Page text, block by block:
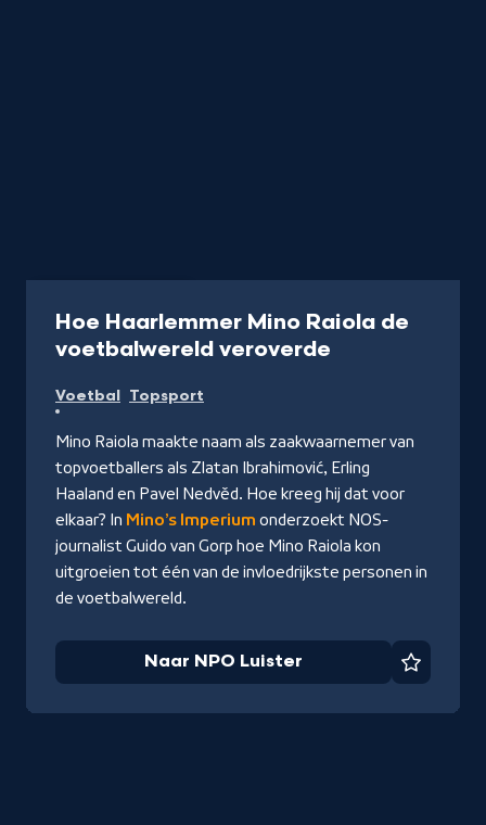
Hoe Haarlemmer Mino Raiola de
voetbalwereld veroverde
Voetbal Topsport
Mino Raiola maakte naam als zaakwaarnemer van
topvoetballers als Zlatan Ibrahimović, Erling
Haaland en Pavel Nedvěd. Hoe kreeg hij dat voor
elkaar? In Mino’s Imperium onderzoekt NOS-
journalist Guido van Gorp hoe Mino Raiola kon
uitgroeien tot één van de invloedrijkste personen in
de voetbalwereld.
Naar NPO Luister